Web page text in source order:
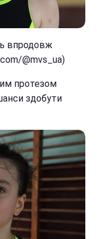
впродовж
@mvs_ua)
протезом
здобути